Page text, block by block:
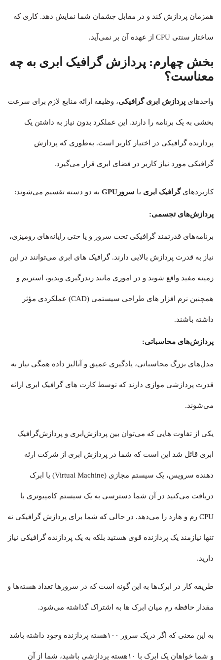
همزمان پردازش کند و در مقابل چشمان شما نمایش دهد. کاری که
ساختار سنتی CPU از عهده آن بر نمی‌آید.
بخش چهارم: پردازش گرافیک ابری به چه
معناست؟
واحدهای پردازش ابری گرافیکی، وظیفه ارائه منابع لازم برای سرعت‌
بخشی به یک برنامه را دارند. این عملکرد بدون نیاز به داشتن یک
پردازنده گرافیکی در اختیار کاربر است. به‌طوری که پردازش
گرافیکی مورد نیاز کاربر در فضای ابری قرار می‌گیرد.
کاربردهایگرافیک ابری یا سرورGPU به دو دسته تقسیم می‌شوند:
پردازش‌های تجسمی:
برنامه‌های قدرتمند گرافیکی تحت سرور و یا حتی رایانه‌های رومیزی،
نیاز به قدرت پردازش بالایی دارند. گرافیک های ابری می‌توانند در این
زمینه مفید واقع شوند و در اموری مانند رندرگیری ویدیو، استریم و
همچنین نرم افزار های طراحی سیستمی (CAD) عملکردی مؤثر
داشته باشند.
پردازش‌های محاسباتی:
مدل‌های بزرگ محاسباتی، یادگیری عمیق و آنالیز داده همگی نیاز به
قدرت پردازشی موازی دارند که توسط کارت های گرافیک ابری ارائه
می‌شوند.
یکی از تفاوت هایی که می‌توان بین پردازش‌ابری و پردازش‌گرافیک
ابری قائل شد این است که شما در پردازش ابری از شرکت ارئه
دهنده سرویس، یک سیستم مجازی (Virtual Machine) یا ابرک
دریافت می‌کنید در آن شما دسترسی به یک سیستم کامپیوتری با
CPU رم و هارد را می‌دهد. در حالی که شما برای پردازش گرافیکی نه
تنها نیازمند یک پردازنده قوی هستید بلکه به یک پردازنده گرافیکی نیاز
دارید.
طریقه کار در ابرک‌ها به این گونه است که در سرورها تعداد هسته‌ها و
مقدار حافظه رم میان ابرک ها به اشتراک گذاشته می‌شود.
به این معنی که اگر دریک سرور ۱۰۰‌هسته پردازنده وجود داشته باشد
و شما خواهان یک ابرک با ۱۰هسته پردازشی باشید، شما از آن